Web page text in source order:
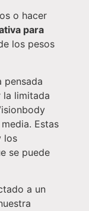
o hacer
para
los pesos
pensada
la limitada
Estas
los
se puede
a un